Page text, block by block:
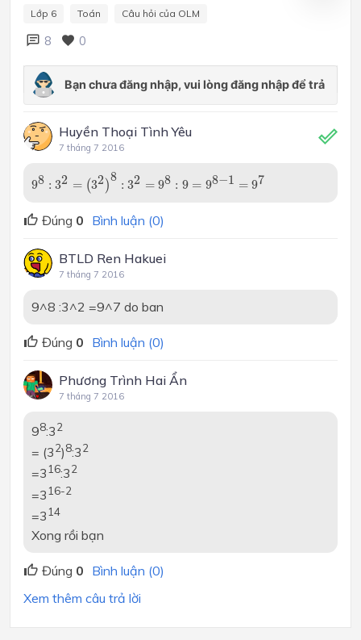
Lớp 6 Toán Câu hỏi của OLM
8 0
Huyền Thoại Tình Yêu
7 tháng 7 2016
98 : 32 = (32)
8
: 32 = 98 : 9 = 98−1 = 97
8 2= 8 3 9 =9 97
Đúng 0 Bình luận (0)
BTLD Ren Hakuei
7 tháng 7 2016
9^8 :3^2 =9^7 do ban
Đúng 0 Bình luận (0)
Phương Trình Hai Ẩn
7 tháng 7 2016
98:32
= (32)8:32
=316:32
=3 16-2
=3 14
Xong rồi bạn
Đúng 0 Bình luận (0)
Xem thêm câu trả lời